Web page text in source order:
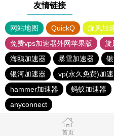
友情链接
网站地图 QuickQ 旋风加
免费vps加速器外网苹果版
旋
海鸥加速器
暴雪加速器
银河加速器
vp(永久免费)加
hammer加速器
蚂蚁加速器
anyconnect
首页